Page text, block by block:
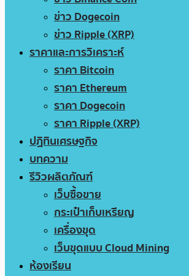
ข่าว Dogecoin
ข่าว Ripple (XRP)
ราคาและการวิเคราะห์
ราคา Bitcoin
ราคา Ethereum
ราคา Dogecoin
ราคา Ripple (XRP)
ปฏิทินเศรษฐกิจ
บทความ
รีวิวผลิตภัณฑ์
เว็บซื้อขาย
กระเป๋าเก็บเหรียญ
เครื่องขุด
เว็บขุดแบบ Cloud Mining
ห้องเรียน